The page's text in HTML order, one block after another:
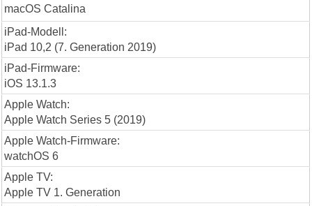
macOS Catalina
iPad-Modell:
iPad 10,2 (7. Generation 2019)
iPad-Firmware:
iOS 13.1.3
Apple Watch:
Apple Watch Series 5 (2019)
Apple Watch-Firmware:
watchOS 6
Apple TV:
Apple TV 1. Generation